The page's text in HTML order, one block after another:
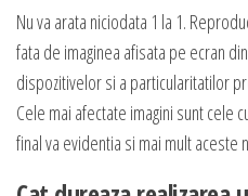
Nu va arata niciodata 1 la 1.
fata de imaginea afisata pe ecran
dispozitivelor si a particularitatilor
Cele mai afectate imagini sunt cele
final va evidentia si mai mult aceste